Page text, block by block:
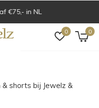
0 0
dag verzonden
shorts bij Jewelz &